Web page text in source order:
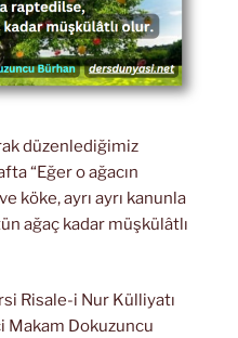
düzenlediğimiz
“Eğer o ağacın
köke, ayrı ayrı kanunla
ağaç kadar müşkülâtlı
Risale-i Nur Külliyatı
Makam Dokuzuncu